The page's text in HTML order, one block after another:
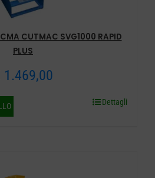
CUTMAC SVG1000 RAPID
PLUS
1.469,00
Dettagli